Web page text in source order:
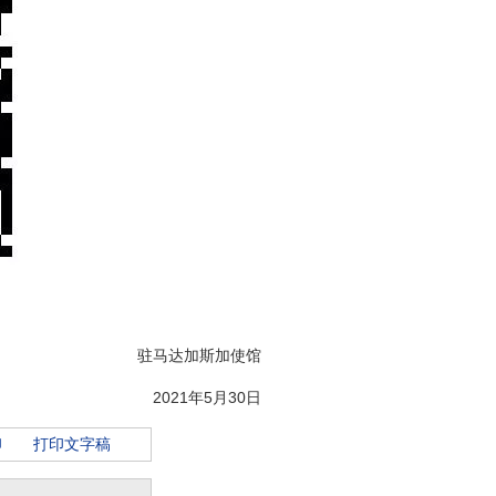
驻马达加斯加使馆
2021年5月30日
打印文字稿